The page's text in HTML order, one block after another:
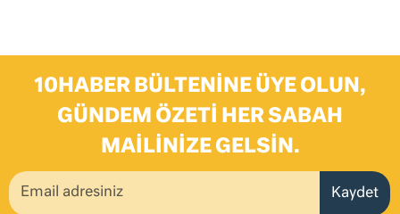
10HABER BÜLTENINE ÜYE OLUN,
GÜNDEM ÖZETI HER SABAH
MAILINIZE GELSIN.
Kaydet